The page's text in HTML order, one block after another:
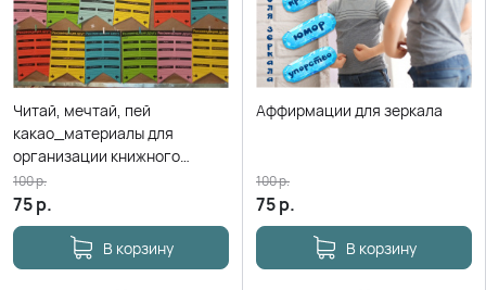
Читай, мечтай, пей
какао_материалы для
организации книжного
флешмоба
75р.
100р.
В корзину
Аффирмации для зеркала
75р.
100р.
В корзину